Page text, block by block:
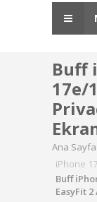
Buff
17e/
Ana Sayfa
iPhone
Buff
EasyFit